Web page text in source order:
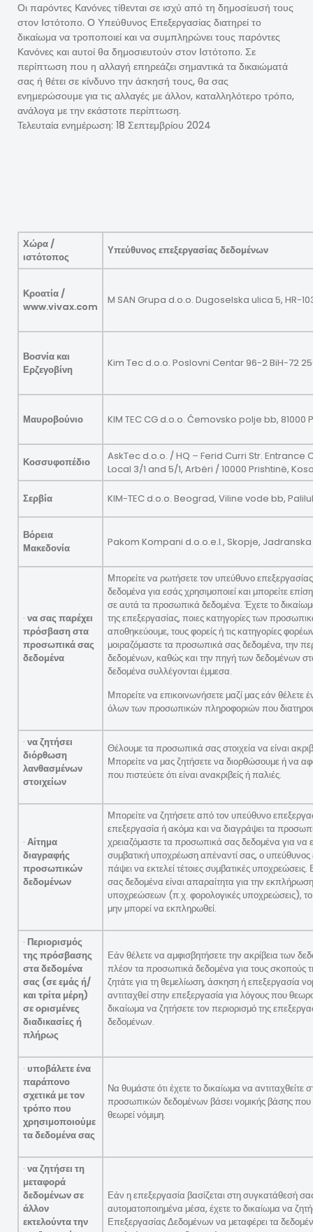
Οι παρόντες Κανόνες τίθενται σε ισχύ από τη δημοσίευσή τους
στον Ιστότοπο. Ο Υπεύθυνος Επεξεργασίας διατηρεί το
δικαίωμα να τροποποιεί και να συμπληρώνει τους παρόντες
Κανόνες και αυτοί θα δημοσιευτούν στον Ιστότοπο. Σε
περίπτωση που η αλλαγή επηρεάζει σημαντικά τα δικαιώματά
σας ή θέτει σε κίνδυνο την άσκησή τους, θα σας
ενημερώσουμε για τις αλλαγές με άλλον, καταλληλότερο τρόπο,
ανάλογα με την εκάστοτε περίπτωση.
Τελευταία ενημέρωση: 18 Σεπτεμβρίου 2024
Χώρα /
ιστότοπος
Υπεύθυνος επεξεργασίας δεδομένων
Κροατία /
www.vivax.com
M SAN Grupa d.o.o. Dugoselska ulica 5, HR-
Βοσνία και
Ερζεγοβίνη
Kim Tec d.o.o. Poslovni Centar 96-2 BiH-72
Μαυροβούνιο KIM TEC CG d.o.o. Ćemovsko polje bb, 81000
Κοσσυφοπέδιο
AskTec d.o.o. / HQ – Ferid Curri Str. Entrance
Local 3/1 and 5/1, Arbëri / 10000 Prishtinë,
Σερβία KIM-TEC d.o.o. Beograd, Viline vode bb,
Βόρεια
Μακεδονία
Pakom Kompani d.o.o.e.l., Skopje,
· να σας παρέχει
πρόσβαση στα
προσωπικά σας
δεδομένα
Μπορείτε να ρωτήσετε τον υπεύθυνο
δεδομένα για εσάς χρησιμοποιεί και μπορείτε
σε αυτά τα προσωπικά δεδομένα. Έχετε το
της επεξεργασίας, ποιες κατηγορίες των
αποθηκεύουμε, τους φορείς ή τις κατηγορίες
μοιραζόμαστε τα προσωπικά σας δεδομένα, την
δεδομένων, καθώς και την πηγή των δεδομένων
δεδομένα συλλέγονται έμμεσα.
Μπορείτε να επικοινωνήσετε μαζί μας εάν θέλετε
όλων των προσωπικών πληροφοριών που
· να ζητήσει
διόρθωση
λανθασμένων
στοιχείων
Θέλουμε τα προσωπικά σας στοιχεία να είναι
Μπορείτε να μας ζητήσετε να διορθώσουμε ή να
που πιστεύετε ότι είναι ανακριβείς ή παλιές.
· Αίτημα
διαγραφής
προσωπικών
δεδομένων
Μπορείτε να ζητήσετε από τον υπεύθυνο
επεξεργασία ή ακόμα και να διαγράψει τα
χρειαζόμαστε τα προσωπικά σας δεδομένα για να
συμβατική υποχρέωση απέναντί ​​σας, ο υπεύθυνος
πάψει να εκτελεί τέτοιες συμβατικές
σας δεδομένα είναι απαραίτητα για την
υποχρεώσεων (π.χ. φορολογικές υποχρεώσεις), το
μην μπορεί να εκπληρωθεί.
· Περιορισμός
της πρόσβασης
στα δεδομένα
σας (σε εμάς ή/
και τρίτα μέρη)
σε ορισμένες
διαδικασίες ή
πλήρως
Εάν θέλετε να αμφισβητήσετε την ακρίβεια των
πλέον τα προσωπικά δεδομένα για τους σκοπούς
ζητάτε για τη θεμελίωση, άσκηση ή επεξεργασία
αντιταχθεί στην επεξεργασία για λόγους που
δικαίωμα να ζητήσετε τον περιορισμό της
δεδομένων.
· υποβάλετε ένα
παράπονο
σχετικά με τον
τρόπο που
χρησιμοποιούμε
τα δεδομένα σας
Να θυμάστε ότι έχετε το δικαίωμα να αντιταχθείτε
προσωπικών δεδομένων βάσει νομικής βάσης
θεωρεί νόμιμη.
· να ζητήσει τη
μεταφορά
δεδομένων σε
άλλον
εκτελούντα την
Εάν η επεξεργασία βασίζεται στη συγκατάθεσή
αυτοματοποιημένα μέσα, έχετε το δικαίωμα να
Επεξεργασίας Δεδομένων να μεταφέρει τα